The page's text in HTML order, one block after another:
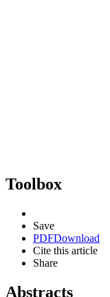
Toolbox
Save
PDFDownload
Cite this article
Share
Abstracts